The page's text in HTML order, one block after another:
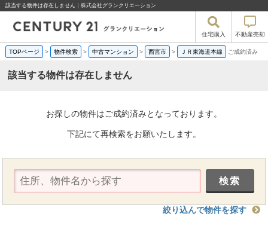
該当する物件は存在しません｜株式会社グランクリエーション
住宅購入 不動産売却
TOPページ > 物件検索 > 中古マンション > 西宮市 > ＪＲ東海道本線 ご成約済み
該当する物件は存在しません
お探しの物件はご成約済みとなっております。
下記にて再検索をお願いたします。
絞り込んで物件を探す